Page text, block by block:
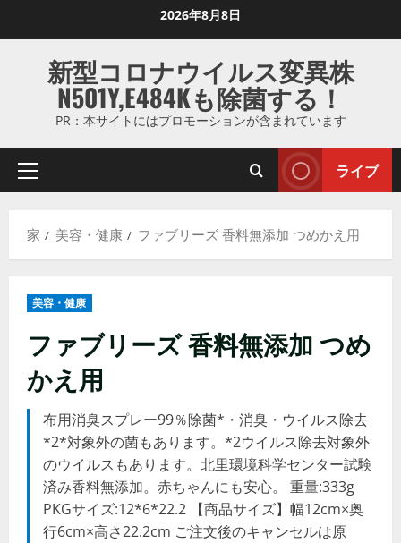
ス
ッ
ま
2026年8月8日
新型コロナウイルス変異株
N501Y,E484Kも除菌する！
PR：本サイトにはプロモーションが含まれています
プ
マ
ニ
ー
ライブ
家 美容・健康 ファブリーズ 香料無添加 つめかえ用
美容・健康
ファブリーズ 香料無添加 つめ
かえ用
布用消臭スプレー99％除菌*・消臭・ウイルス除去
*2*対象外の菌もあります。*2ウイルス除去対象外
のウイルスもあります。北里環境科学センター試験
済み香料無添加。赤ちゃんにも安心。 重量:333g
PKGサイズ:12*6*22.2 【商品サイズ】幅12cm×奥
行6cm×高さ22.2cm ご注文後のキャンセルは原